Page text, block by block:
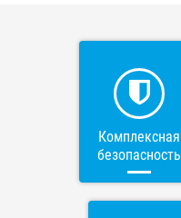
Комплексная
безопасность